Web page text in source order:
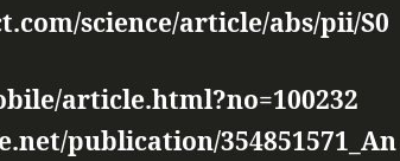
science/article/abs/pii/S0
article.html?no=100232
publication/354851571_An